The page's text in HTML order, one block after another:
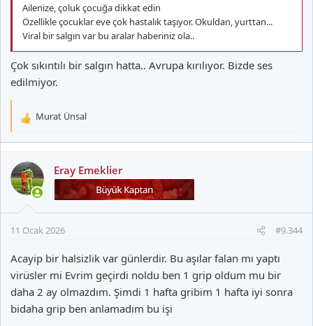
Ailenize, çoluk çocuğa dikkat edin
Özellikle çocuklar eve çok hastalık taşıyor. Okuldan, yurttan...
Viral bir salgın var bu aralar haberiniz ola..
Çok sıkıntılı bir salgın hatta.. Avrupa kırılıyor. Bizde ses
edilmiyor.
T
k
i
l
Murat Ünsal
Eray Emeklier
11 Ocak 2026 #9.344
Acayip bir halsizlik var günlerdir. Bu aşılar falan mı yaptı
virüsler mi Evrim geçirdi noldu ben 1 grip oldum mu bir
daha 2 ay olmazdım. Şimdi 1 hafta gribim 1 hafta iyi sonra
bidaha grip ben anlamadım bu işi